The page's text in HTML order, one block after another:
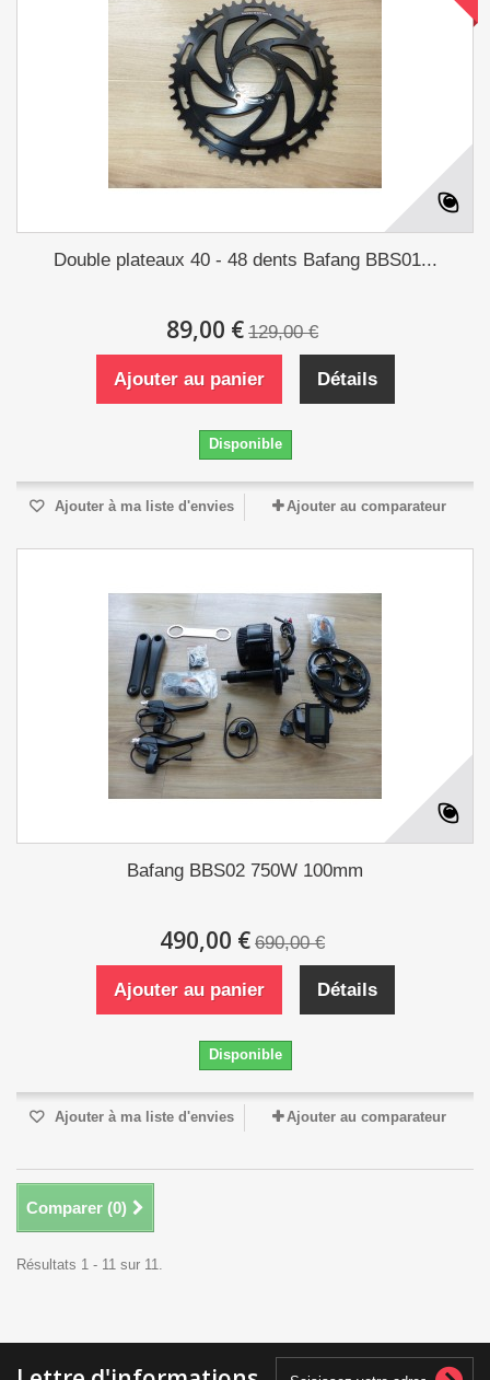
Double plateaux 40 - 48 dents Bafang BBS01...
89,00 € 129,00 €
Ajouter au panier Détails
Disponible
Ajouter à ma liste d'envies Ajouter au comparateur
Bafang BBS02 750W 100mm
490,00 € 690,00 €
Ajouter au panier Détails
Disponible
Ajouter à ma liste d'envies Ajouter au comparateur
Comparer (0)
Résultats 1 - 11 sur 11.